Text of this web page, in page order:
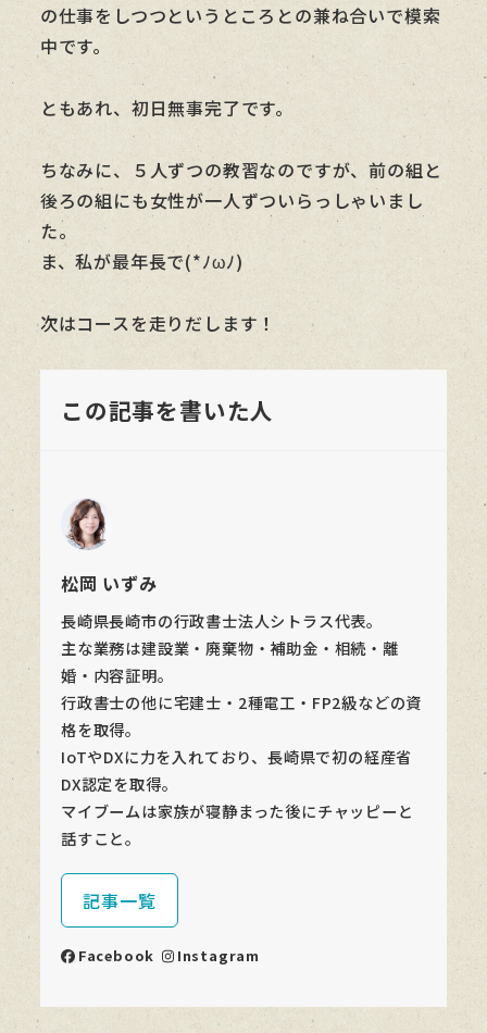
の仕事をしつつというところとの兼ね合いで模索
中です。
ともあれ、初日無事完了です。
ちなみに、５人ずつの教習なのですが、前の組と
後ろの組にも女性が一人ずついらっしゃいまし
た。
ま、私が最年長で(*ﾉωﾉ)
次はコースを走りだします！
この記事を書いた人
松岡 いずみ
長崎県長崎市の行政書士法人シトラス代表。
主な業務は建設業・廃棄物・補助金・相続・離
婚・内容証明。
行政書士の他に宅建士・2種電工・FP2級などの資
格を取得。
IoTやDXに力を入れており、長崎県で初の経産省
DX認定を取得。
マイブームは家族が寝静まった後にチャッピーと
話すこと。
記事一覧
Facebook Instagram